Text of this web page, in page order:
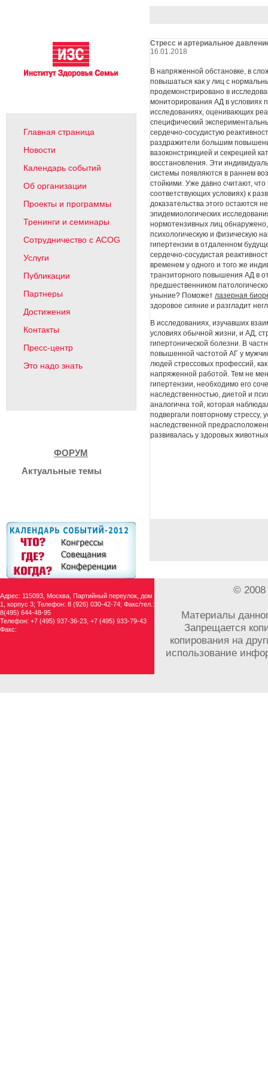
Главная страница
Новости
Календарь событий
Об организации
Проекты и программы
Тренинги и семинары
Сотрудничество с ACOG
Услуги
Публикации
Партнеры
Достижения
Контакты
Пресс-центр
Это надо знать
ФОРУМ
Актуальные темы
Стресс и артериальное
16.01.2018
В напряженной обстановке, в
повышаться как у лиц с
продемонстрировано в
мониторирования АД в условиях
исследованиях, оценивающих
специфический
сердечно-сосудистую
раздражители большим
вазоконстрикцией и секрецией
восстановления. Эти
системы появляются в раннем
стойкими. Уже давно считают,
соответствующих условиях) к
доказательства этого остаются
эпидемиологических
нормотензивных лиц
психологическую и физическую
гипертензии в отдаленном
сердечно-сосудистая
временем у одного и того же
транзиторного повышения АД в
предшественником
уныние? Поможет лазерная
здоровое сияние и разгладит
В исследованиях, изучавших
условиях обычной жизни, и АД,
гипертонической болезни. В
повышенной частотой АГ у
людей стрессовых профессий,
напряженной работой. Тем не
гипертензии, необходимо его
наследственностью, диетой и
аналогична той, которая
подвергали повторному стрессу,
наследственной
развивалась у здоровых
Адрес: 115093, Москва, Партийный переулок, дом
1, корпус 3; Телефон: 8 (926) 030-42-74; Факс/тел.:
8(495) 644-48-95
Телефон: +7 (495) 937-36-23, +7 (495) 933-79-43
Факс:
© 2008
Материалы
Запрещается
копирования на
использование